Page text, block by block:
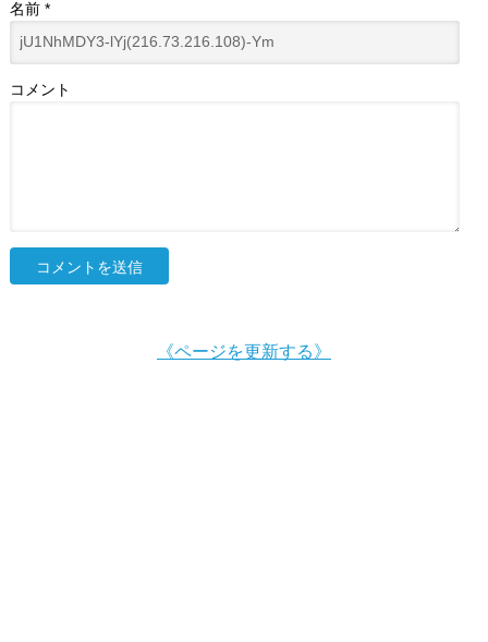
名前 *
コメント
《ページを更新する》